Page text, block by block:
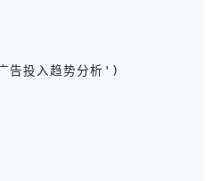
投入趋势分析')